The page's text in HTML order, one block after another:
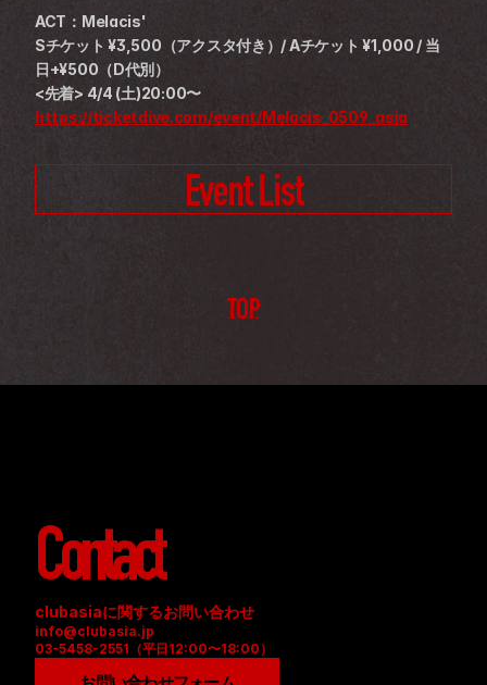
ACT：Melacis'
Sチケット ¥3,500（アクスタ付き）/ Aチケット ¥1,000 / 当
日+¥500（D代別）
<先着> 4/4 (土)20:00〜
https://ticketdive.com/event/Melacis_0509_asia
Event List
TOP
Contact
clubasiaに関するお問い合わせ
info@clubasia.jp
03-5458-2551（平日12:00〜18:00）